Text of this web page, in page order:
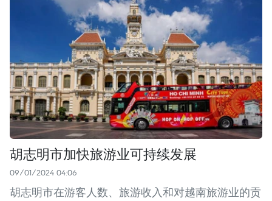
胡志明市加快旅游业可持续发展
09/01/2024 04:06
胡志明市在游客人数、旅游收入和对越南旅游业的贡